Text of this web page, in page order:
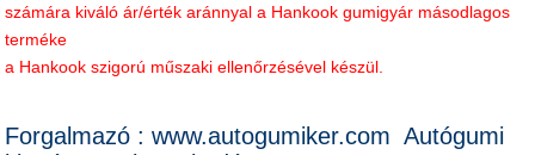
számára kiváló ár/érték aránnyal a Hankook gumigyár másodlagos
terméke
a Hankook szigorú műszaki ellenőrzésével készül.
Forgalmazó : www.autogumiker.com Autógumi